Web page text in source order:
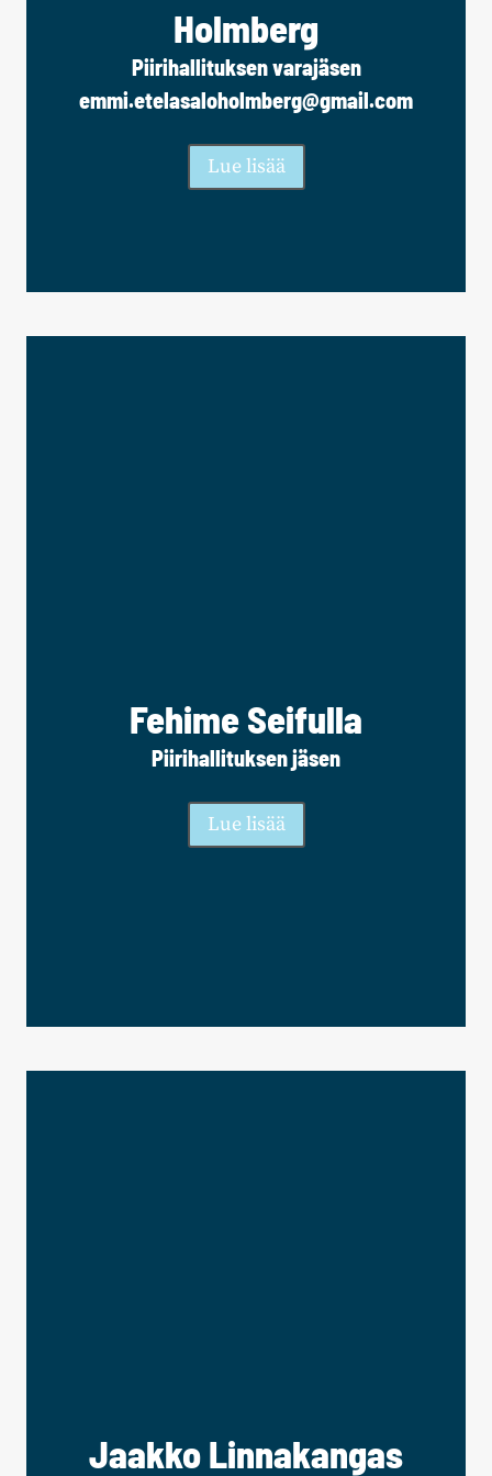
Holmberg
Piirihallituksen varajäsen
emmi.etelasaloholmberg@gmail.com
Lue lisää
Fehime Seifulla
Piirihallituksen jäsen
Lue lisää
Jaakko Linnakangas